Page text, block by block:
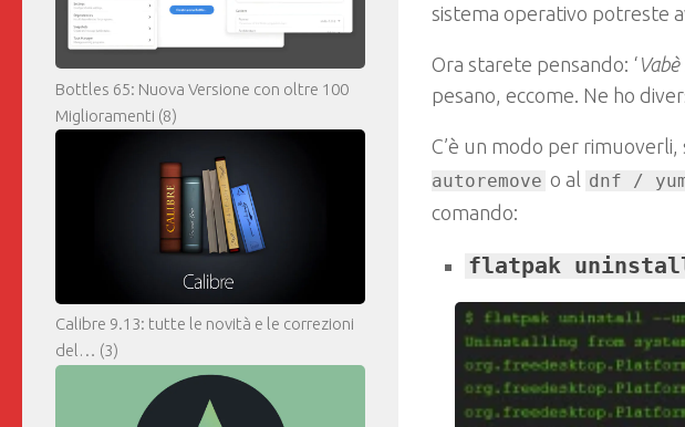
sistema operativo potreste
Ora starete pensando: ‘
pesano, eccome. Ne ho
C’è un modo per
autoremove o al dnf /
comando:
flatpak
Bottles 65: Nuova Versione con oltre 100
Miglioramenti (8)
Calibre 9.13: tutte le novità e le correzioni
del… (3)